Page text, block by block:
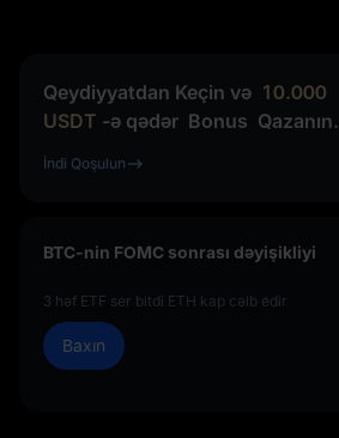
Qeydiyyatdan Keçin və 10.000
USDT -ə qədər Bonus Qazanın.
İndi Qoşulun
BTC-nin FOMC sonrası dəyişikliyi
3 həf ETF ser bitdi ETH kap cəlb edir
Baxın